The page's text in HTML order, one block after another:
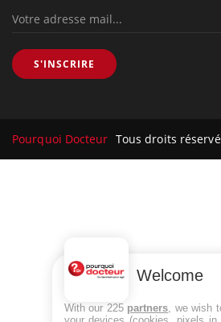
S'INSCRIRE
Pourquoi Docteur Tous droits
Welcome
With our 225 partners , we wish
your devices (cookies, pixels